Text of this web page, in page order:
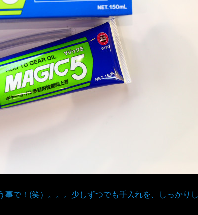
で！(笑）。。。少しずつでも手入れを、しっかりし